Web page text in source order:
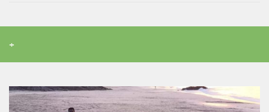
Vidéo
NAGE
+